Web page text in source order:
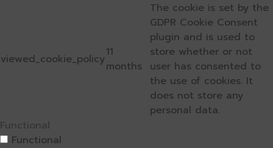
viewed_cookie_policy11
months
The cookie is set by the
GDPR Cookie Consent
plugin and is used to
store whether or not
user has consented to
the use of cookies. It
does not store any
personal data.
Functional
Functional